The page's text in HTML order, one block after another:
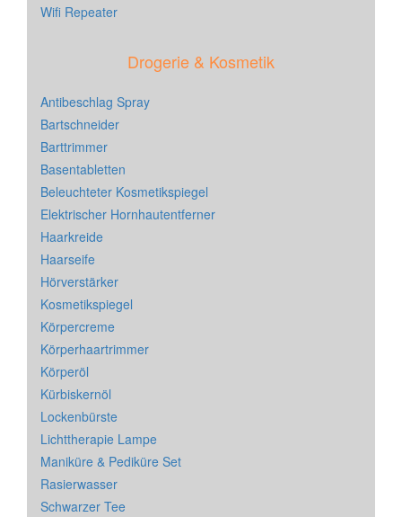
Wifi Repeater
Drogerie & Kosmetik
Antibeschlag Spray
Bartschneider
Barttrimmer
Basentabletten
Beleuchteter Kosmetikspiegel
Elektrischer Hornhautentferner
Haarkreide
Haarseife
Hörverstärker
Kosmetikspiegel
Körpercreme
Körperhaartrimmer
Körperöl
Kürbiskernöl
Lockenbürste
Lichttherapie Lampe
Maniküre & Pediküre Set
Rasierwasser
Schwarzer Tee